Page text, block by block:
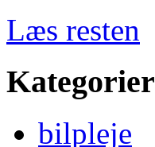
Læs resten
Kategorier
bilpleje